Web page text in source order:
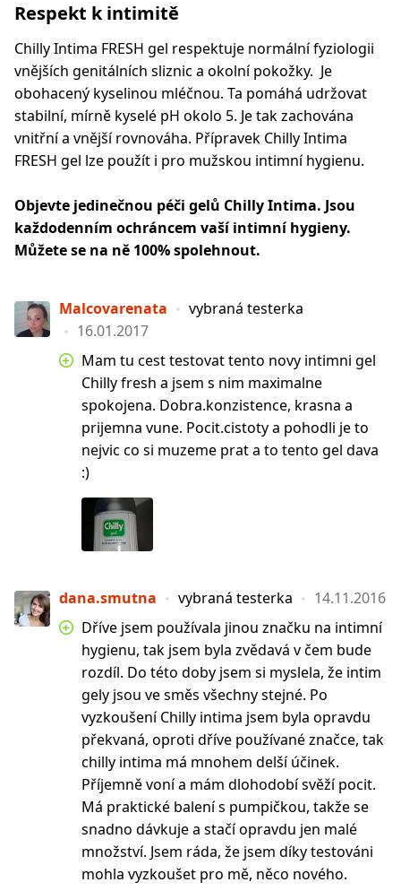
Respekt k intimitě
Chilly Intima FRESH gel respektuje normální fyziologii
vnějších genitálních sliznic a okolní pokožky. Je
obohacený kyselinou mléčnou. Ta pomáhá udržovat
stabilní, mírně kyselé pH okolo 5. Je tak zachována
vnitřní a vnější rovnováha. Přípravek Chilly Intima
FRESH gel lze použít i pro mužskou intimní hygienu.
Objevte jedinečnou péči gelů Chilly Intima. Jsou
každodenním ochráncem vaší intimní hygieny.
Můžete se na ně 100% spolehnout.
Malcovarenata
vybraná testerka
16.01.2017
Mam tu cest testovat tento novy intimni gel
Chilly fresh a jsem s nim maximalne
spokojena. Dobra.konzistence, krasna a
prijemna vune. Pocit.cistoty a pohodli je to
nejvic co si muzeme prat a to tento gel dava
:)
dana.smutna vybraná testerka
14.11.2016
Dříve jsem používala jinou značku na intimní
hygienu, tak jsem byla zvědavá v čem bude
rozdíl. Do této doby jsem si myslela, že intim
gely jsou ve směs všechny stejné. Po
vyzkoušení Chilly intima jsem byla opravdu
překvaná, oproti dříve používané značce, tak
chilly intima má mnohem delší účinek.
Příjemně voní a mám dlohodobí svěží pocit.
Má praktické balení s pumpičkou, takže se
snadno dávkuje a stačí opravdu jen malé
množství. Jsem ráda, že jsem díky testováni
mohla vyzkoušet pro mě, něco nového.